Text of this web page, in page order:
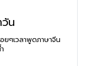
น
ยๆเวลาพูดภาษาจีน